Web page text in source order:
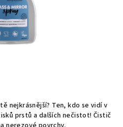
nejkrásnější? Ten, kdo se vidí v
prstů a dalších nečistot! Čistič